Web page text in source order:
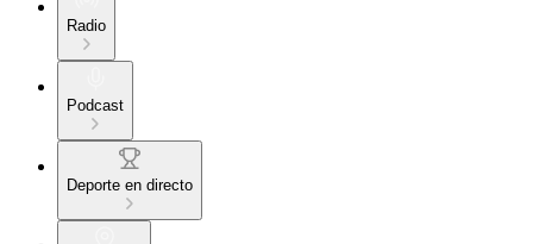
Radio
Podcast
Deporte en directo